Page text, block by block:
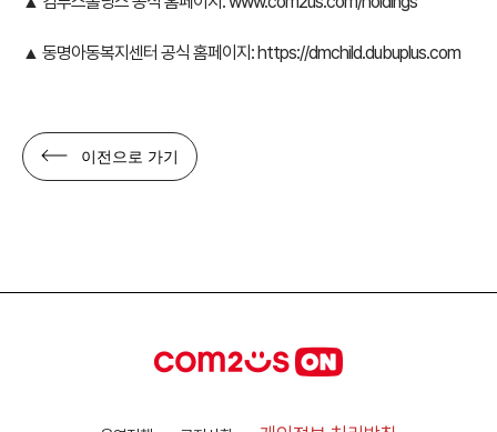
▲ 동명아동복지센터 공식 홈페이지:https://dmchild.dubuplus.com
이전으로 가기